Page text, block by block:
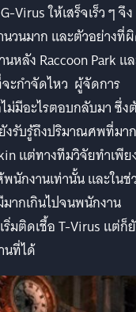
ให้เสร็จเร็ว ๆ จึง
วนมาก และตัวอย่างที่
หลัง Raccoon Park แ
ะกำจัดไหว ผู้จัดการ
ม่มีอะไรตอบกลับมา ซึ่ง
งรับรู้ถึงปริมาณศพที่มาก
แต่ทางทีมวิจัยทำเพีย
นักงานเท่านั้น และในช่
ากเกินไปจนพนักงาน
มติดเชื้อ T-Virus แต่ก็
นที่ได้